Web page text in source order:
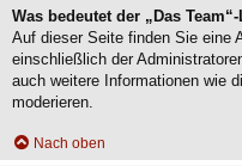
Was bedeutet der „Das
Auf dieser Seite finden Sie eine
einschließlich der
auch weitere Informationen wie
moderieren.
Nach oben